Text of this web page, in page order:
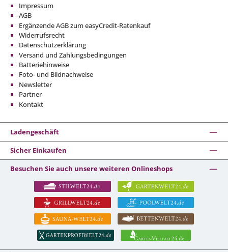
Impressum
AGB
Ergänzende AGB zum easyCredit-Ratenkauf
Widerrufsrecht
Datenschutzerklärung
Versand und Zahlungsbedingungen
Batteriehinweise
Foto- und Bildnachweise
Newsletter
Partner
Kontakt
Ladengeschäft
Sicher Einkaufen
Besuchen Sie auch unsere weiteren Onlineshops